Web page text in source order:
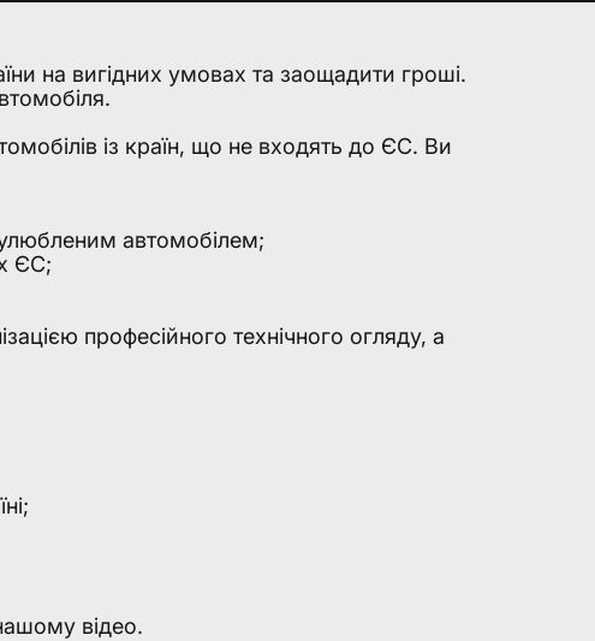
на вигідних умовах та заощадити гроші.
із країн, що не входять до ЄС. Ви
улюбленим автомобілем;
ЄС;
професійного технічного огляду, а
відео.